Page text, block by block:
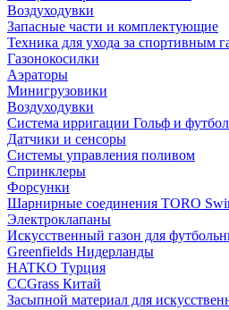
Воздуходувки
Запасные части и комплектующие
Техника для ухода за спортивным
Газонокосилки
Аэраторы
Минигрузовики
Воздуходувки
Система ирригации Гольф и
Датчики и сенсоры
Системы управления поливом
Спринклеры
Форсунки
Шарнирные соединения TORO
Электроклапаны
Искусственный газон для
Greenfields Нидерланды
HATKO Турция
CCGrass Китай
Засыпной материал для